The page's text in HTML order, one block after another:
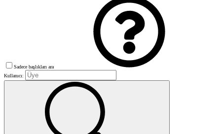
Sadece başlıkları ara
Kullanıcı: